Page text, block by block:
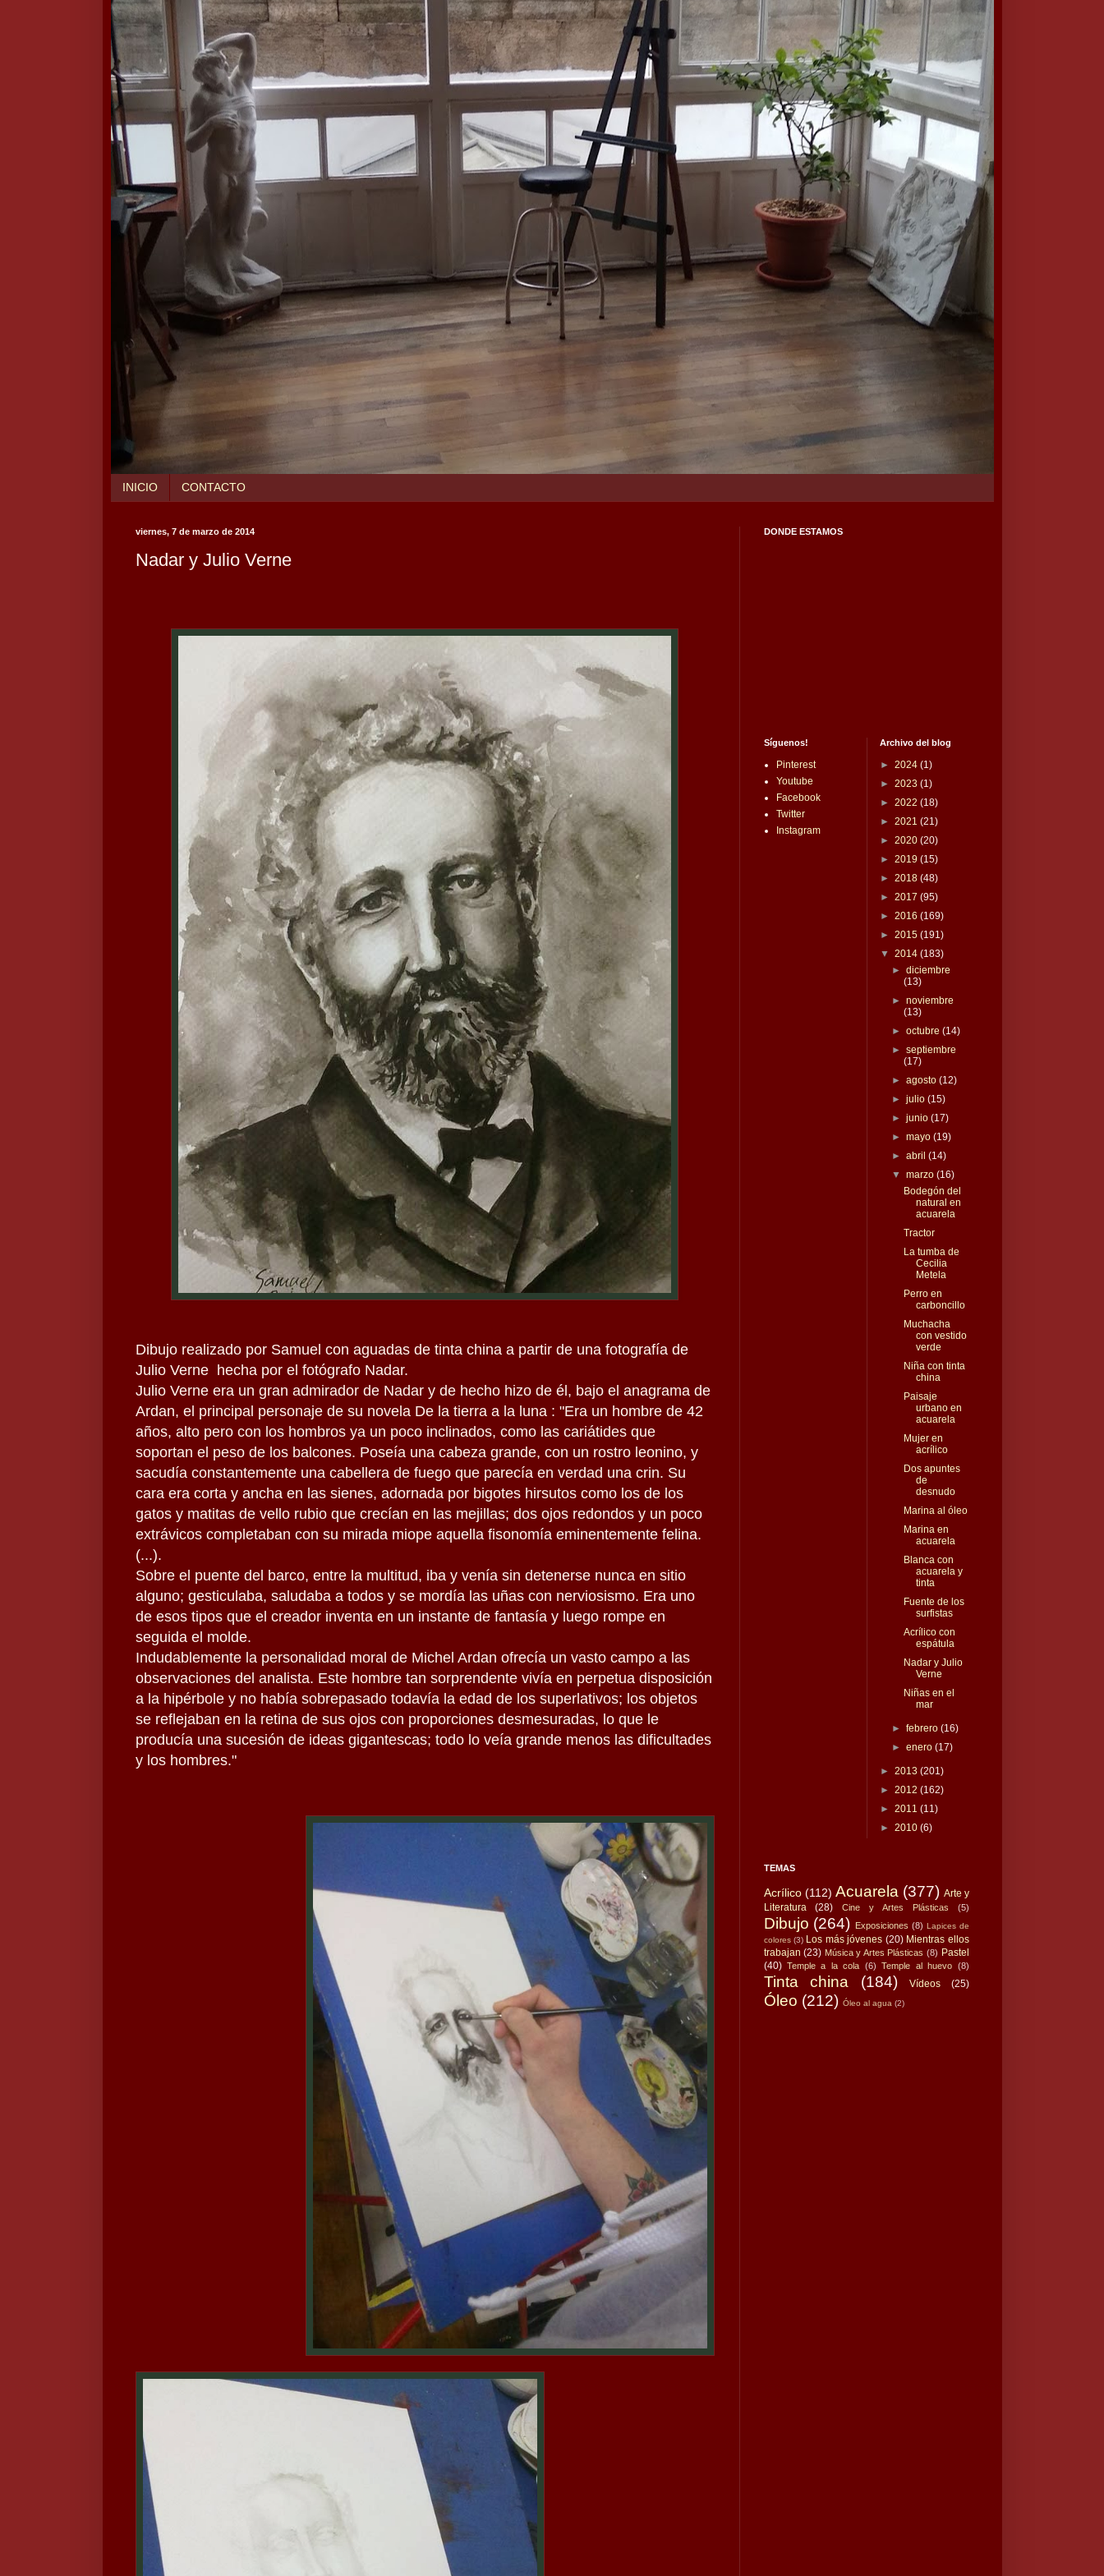
INICIO CONTACTO
viernes, 7 de marzo de 2014
Nadar y Julio Verne
Dibujo realizado por Samuel con aguadas de tinta china a partir de una fotografía de
Julio Verne hecha por el fotógrafo Nadar.
Julio Verne era un gran admirador de Nadar y de hecho hizo de él, bajo el anagrama de
Ardan, el principal personaje de su novela De la tierra a la luna : "Era un hombre de 42
años, alto pero con los hombros ya un poco inclinados, como las cariátides que
soportan el peso de los balcones. Poseía una cabeza grande, con un rostro leonino, y
sacudía constantemente una cabellera de fuego que parecía en verdad una crin. Su
cara era corta y ancha en las sienes, adornada por bigotes hirsutos como los de los
gatos y matitas de vello rubio que crecían en las mejillas; dos ojos redondos y un poco
extrávicos completaban con su mirada miope aquella fisonomía eminentemente felina.
(...).
Sobre el puente del barco, entre la multitud, iba y venía sin detenerse nunca en sitio
alguno; gesticulaba, saludaba a todos y se mordía las uñas con nerviosismo. Era uno
de esos tipos que el creador inventa en un instante de fantasía y luego rompe en
seguida el molde.
Indudablemente la personalidad moral de Michel Ardan ofrecía un vasto campo a las
observaciones del analista. Este hombre tan sorprendente vivía en perpetua disposición
a la hipérbole y no había sobrepasado todavía la edad de los superlativos; los objetos
se reflejaban en la retina de sus ojos con proporciones desmesuradas, lo que le
producía una sucesión de ideas gigantescas; todo lo veía grande menos las dificultades
y los hombres."
DONDE ESTAMOS
Síguenos!
Pinterest
Youtube
Facebook
Twitter
Instagram
Archivo del blog
► 2024 (1)
► 2023 (1)
► 2022 (18)
► 2021 (21)
► 2020 (20)
► 2019 (15)
► 2018 (48)
► 2017 (95)
► 2016 (169)
► 2015 (191)
▼ 2014 (183)
► diciembre
(13)
► noviembre
(13)
► octubre (14)
► septiembre
(17)
► agosto (12)
► julio (15)
► junio (17)
► mayo (19)
► abril (14)
▼ marzo (16)
Bodegón del
natural en
acuarela
Tractor
La tumba de
Cecilia
Metela
Perro en
carboncillo
Muchacha
con vestido
verde
Niña con tinta
china
Paisaje
urbano en
acuarela
Mujer en
acrílico
Dos apuntes
de
desnudo
Marina al óleo
Marina en
acuarela
Blanca con
acuarela y
tinta
Fuente de los
surfistas
Acrílico con
espátula
Nadar y Julio
Verne
Niñas en el
mar
► febrero (16)
► enero (17)
► 2013 (201)
► 2012 (162)
► 2011 (11)
► 2010 (6)
TEMAS
Acrílico (112) Acuarela (377) Arte y
Literatura
(28) Cine y Artes Plásticas (5)
Dibujo (264) Exposiciones (8) Lapices de
colores (3) Los más jóvenes (20) Mientras ellos
trabajan (23) Música y Artes Plásticas (8) Pastel
(40) Temple a la cola (6) Temple al huevo (8)
Tinta china (184) Vídeos (25)
Óleo (212) Óleo al agua (2)